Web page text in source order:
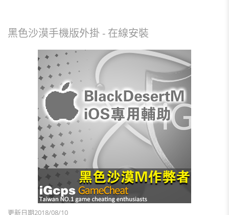
黑色沙漠手機版外掛 - 在線安裝
更新日期2018/08/10